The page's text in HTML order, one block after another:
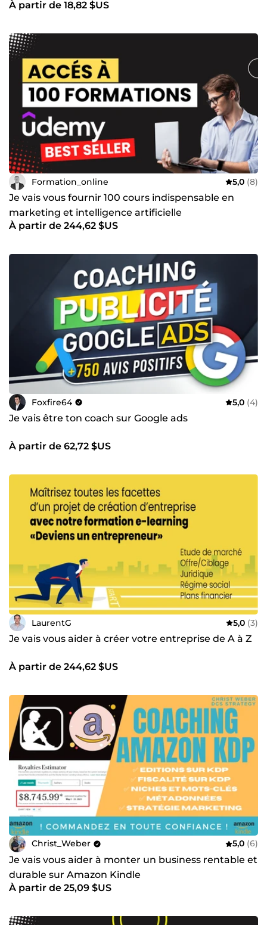
ecomfrenchtouch
À partir de 18,82 $US
Formation_online 5,0 (8)
Je vais vous fournir 100 cours indispensable en
marketing et intelligence artificielle
À partir de 244,62 $US
Foxfire64 5,0 (4)
Je vais être ton coach sur Google ads
À partir de 62,72 $US
LaurentG 5,0 (3)
Je vais vous aider à créer votre entreprise de A à Z
À partir de 244,62 $US
Christ_Weber 5,0 (6)
Je vais vous aider à monter un business rentable et
durable sur Amazon Kindle
À partir de 25,09 $US